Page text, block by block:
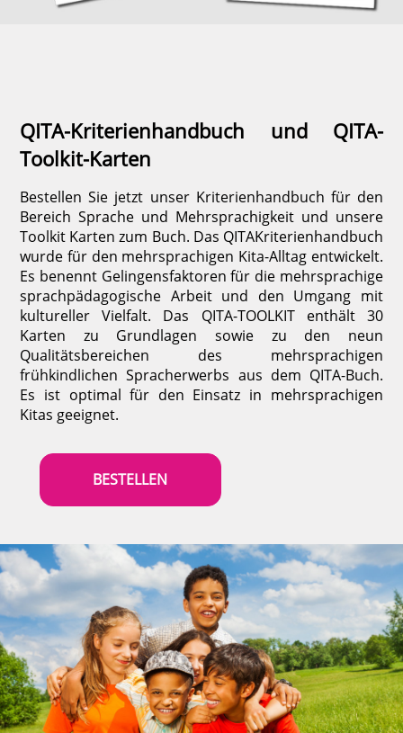
QITA-Kriterienhandbuch und QITA-
Toolkit-Karten
Bestellen Sie jetzt unser Kriterienhandbuch für den
Bereich Sprache und Mehrsprachigkeit und unsere
Toolkit Karten zum Buch. Das QITAKriterienhandbuch
wurde für den mehrsprachigen Kita-Alltag entwickelt.
Es benennt Gelingensfaktoren für die mehrsprachige
sprachpädagogische Arbeit und den Umgang mit
kultureller Vielfalt. Das QITA-TOOLKIT enthält 30
Karten zu Grundlagen sowie zu den neun
Qualitätsbereichen des mehrsprachigen
frühkindlichen Spracherwerbs aus dem QITA-Buch.
Es ist optimal für den Einsatz in mehrsprachigen
Kitas geeignet.
BESTELLEN